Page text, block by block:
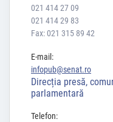
021 414 27 09
021 414 29 83
Fax: 021 315 89 42
E-mail:
infopub@senat.ro
Direcția presă,
parlamentară
Telefon: